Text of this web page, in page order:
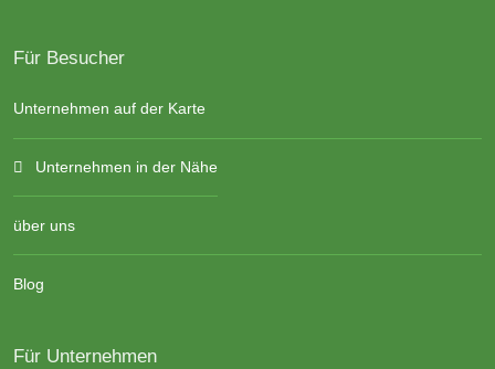
Für Besucher
Unternehmen auf der Karte
Unternehmen in der Nähe
über uns
Blog
Für Unternehmen